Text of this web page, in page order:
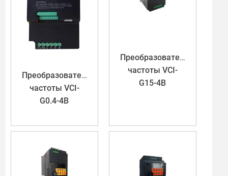
Преобразователь
частоты VCI-
G0.4-4B
Преобразователь
частоты VCI-
G15-4B